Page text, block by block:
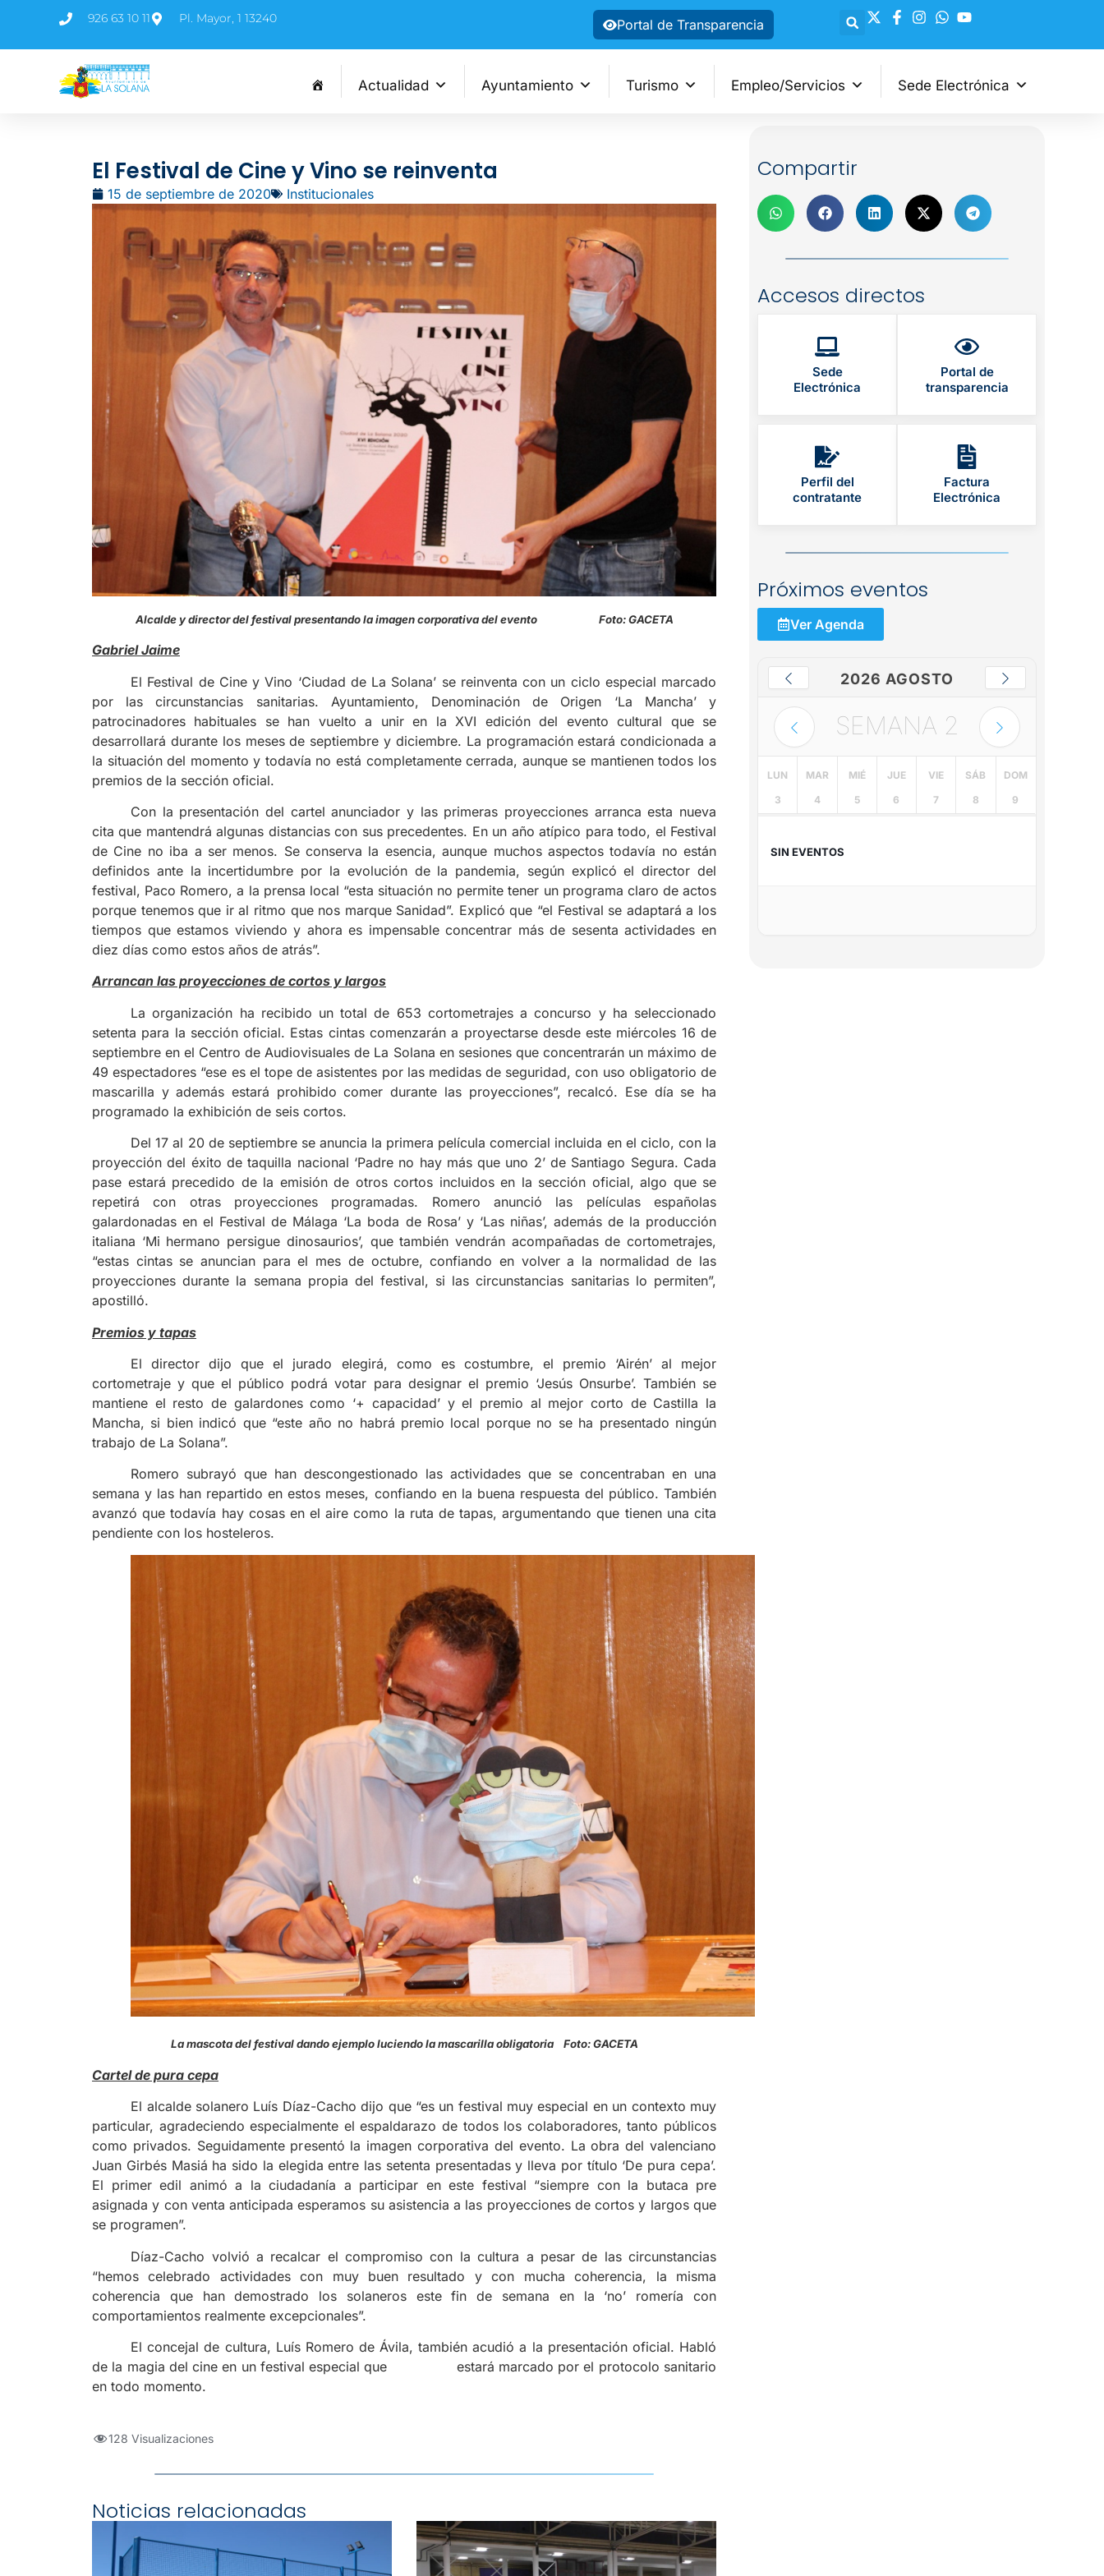
926 63 10 11 Pl. Mayor, 1 13240 Portal de Transparencia
Actualidad Ayuntamiento Turismo Empleo/Servicios Sede Electrónica
El Festival de Cine y Vino se reinventa
15 de septiembre de 2020 Institucionales
Alcalde y director del festival presentando la imagen corporativa del evento Foto: GACETA
Gabriel Jaime
El Festival de Cine y Vino ‘Ciudad de La Solana’ se reinventa con un ciclo especial marcado
por las circunstancias sanitarias. Ayuntamiento, Denominación de Origen ‘La Mancha’ y
patrocinadores habituales se han vuelto a unir en la XVI edición del evento cultural que se
desarrollará durante los meses de septiembre y diciembre. La programación estará condicionada a
la situación del momento y todavía no está completamente cerrada, aunque se mantienen todos los
premios de la sección oficial.
Con la presentación del cartel anunciador y las primeras proyecciones arranca esta nueva
cita que mantendrá algunas distancias con sus precedentes. En un año atípico para todo, el Festival
de Cine no iba a ser menos. Se conserva la esencia, aunque muchos aspectos todavía no están
definidos ante la incertidumbre por la evolución de la pandemia, según explicó el director del
festival, Paco Romero, a la prensa local “esta situación no permite tener un programa claro de actos
porque tenemos que ir al ritmo que nos marque Sanidad”. Explicó que “el Festival se adaptará a los
tiempos que estamos viviendo y ahora es impensable concentrar más de sesenta actividades en
diez días como estos años de atrás”.
Arrancan las proyecciones de cortos y largos
La organización ha recibido un total de 653 cortometrajes a concurso y ha seleccionado
setenta para la sección oficial. Estas cintas comenzarán a proyectarse desde este miércoles 16 de
septiembre en el Centro de Audiovisuales de La Solana en sesiones que concentrarán un máximo de
49 espectadores “ese es el tope de asistentes por las medidas de seguridad, con uso obligatorio de
mascarilla y además estará prohibido comer durante las proyecciones”, recalcó. Ese día se ha
programado la exhibición de seis cortos.
Del 17 al 20 de septiembre se anuncia la primera película comercial incluida en el ciclo, con la
proyección del éxito de taquilla nacional ‘Padre no hay más que uno 2’ de Santiago Segura. Cada
pase estará precedido de la emisión de otros cortos incluidos en la sección oficial, algo que se
repetirá con otras proyecciones programadas. Romero anunció las películas españolas
galardonadas en el Festival de Málaga ‘La boda de Rosa’ y ‘Las niñas’, además de la producción
italiana ‘Mi hermano persigue dinosaurios’, que también vendrán acompañadas de cortometrajes,
“estas cintas se anuncian para el mes de octubre, confiando en volver a la normalidad de las
proyecciones durante la semana propia del festival, si las circunstancias sanitarias lo permiten”,
apostilló.
Premios y tapas
El director dijo que el jurado elegirá, como es costumbre, el premio ‘Airén’ al mejor
cortometraje y que el público podrá votar para designar el premio ‘Jesús Onsurbe’. También se
mantiene el resto de galardones como ‘+ capacidad’ y el premio al mejor corto de Castilla la
Mancha, si bien indicó que “este año no habrá premio local porque no se ha presentado ningún
trabajo de La Solana”.
Romero subrayó que han descongestionado las actividades que se concentraban en una
semana y las han repartido en estos meses, confiando en la buena respuesta del público. También
avanzó que todavía hay cosas en el aire como la ruta de tapas, argumentando que tienen una cita
pendiente con los hosteleros.
La mascota del festival dando ejemplo luciendo la mascarilla obligatoria Foto: GACETA
Cartel de pura cepa
El alcalde solanero Luís Díaz-Cacho dijo que “es un festival muy especial en un contexto muy
particular, agradeciendo especialmente el espaldarazo de todos los colaboradores, tanto públicos
como privados. Seguidamente presentó la imagen corporativa del evento. La obra del valenciano
Juan Girbés Masiá ha sido la elegida entre las setenta presentadas y lleva por título ‘De pura cepa’.
El primer edil animó a la ciudadanía a participar en este festival “siempre con la butaca pre
asignada y con venta anticipada esperamos su asistencia a las proyecciones de cortos y largos que
se programen”.
Díaz-Cacho volvió a recalcar el compromiso con la cultura a pesar de las circunstancias
“hemos celebrado actividades con muy buen resultado y con mucha coherencia, la misma
coherencia que han demostrado los solaneros este fin de semana en la ‘no’ romería con
comportamientos realmente excepcionales”.
El concejal de cultura, Luís Romero de Ávila, también acudió a la presentación oficial. Habló
de la magia del cine en un festival especial que estará marcado por el protocolo sanitario
en todo momento.
128 Visualizaciones
Noticias relacionadas
Compartir
Accesos directos
Sede
Electrónica
Portal de
transparencia
Perfil del
contratante
Factura
Electrónica
Próximos eventos
Ver Agenda
2026 AGOSTO
SEMANA 2
LUN
3
MAR
4
MIÉ
5
JUE
6
VIE
7
SÁB
8
DOM
9
SIN EVENTOS